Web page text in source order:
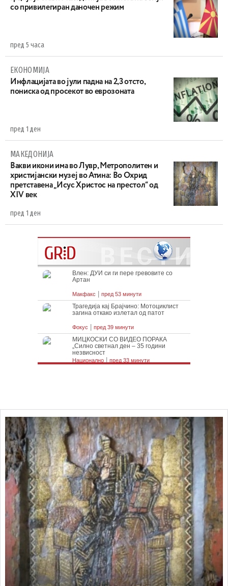
со привилегиран даночен режим
пред 5 часа
ЕКОНОМИЈА
Инфлацијата во јули падна на 2,3 отсто,
пониска од просекот во еврозоната
пред 1 ден
МАКЕДОНИЈА
Вакви икони има во Лувр, Метрополитен и
христијански музеј во Атина: Во Охрид
претставена „Исус Христос на престол“ од
XIV век
пред 1 ден